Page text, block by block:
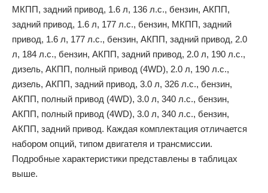
МКПП, задний привод, 1.6 л, 136 л.с., бензин, АКПП,
задний привод, 1.6 л, 177 л.с., бензин, МКПП, задний
привод, 1.6 л, 177 л.с., бензин, АКПП, задний привод, 2.0
л, 184 л.с., бензин, АКПП, задний привод, 2.0 л, 190 л.с.,
дизель, АКПП, полный привод (4WD), 2.0 л, 190 л.с.,
дизель, АКПП, задний привод, 3.0 л, 326 л.с., бензин,
АКПП, полный привод (4WD), 3.0 л, 340 л.с., бензин,
АКПП, полный привод (4WD), 3.0 л, 340 л.с., бензин,
АКПП, задний привод. Каждая комплектация отличается
набором опций, типом двигателя и трансмиссии.
Подробные характеристики представлены в таблицах
выше.